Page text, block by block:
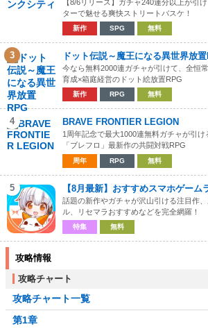
【8/6リリース】ガチャ240連分以上が引
ターで魅せる爽快ストリートバスケ！
新作 SPG 無料
3 ドット伝説～魔王になる異世界放
今なら無料2000連ガチャが引けて、全恒
育成×箱庭経営のドット絵放置RPG
新作 RPG 無料
4 BRAVE FRONTIER LEGION
1周年記念で最大1000連無料ガチャが引
「ブレフロ」最新作の共闘対戦RPG
周年 RPG 無料
5 【8月最新】おすすめスマホゲーム
話題の新作やガチャが沢山引ける注目作
ル、リセマラおすすめなどを完全網羅！
特集 無料
攻略情報
攻略チャート
攻略チャート一覧
第1章